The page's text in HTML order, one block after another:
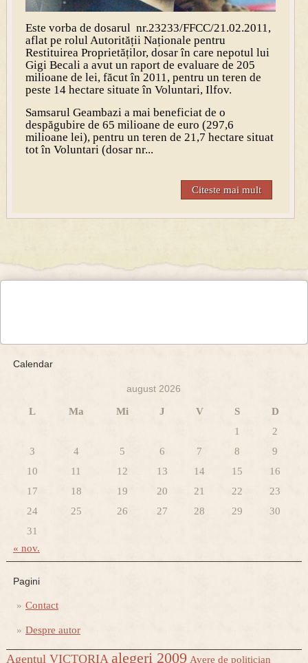
Este vorba de dosarul nr.23233/FFCC/21.02.2011,
aflat pe rolul Autorității Naționale pentru
Restituirea Proprietăților, dosar în care nepotul lui
Gigi Becali a avut un raport de evaluare de 205
milioane de lei, făcut în 2011, pentru un teren de
peste 14 hectare situate în Voluntari, Ilfov.
Samsarul Geambazi a mai beneficiat de o
despăgubire de 65 milioane de euro (297,6
milioane lei), pentru un teren de 21,7 hectare situat
tot în Voluntari (dosar nr...
Citeste mai mult
Calendar
august 2026
L Ma Mi J V S
D
1
2
3
4 5 6 7 8
9
10
11 12 13 14 15
16
17
18 19 20 21 22
23
24
25 26 27 28 29
30
31
« nov.
Pagini
Contact
Despre autor
Agentul VICTORIA alegeri 2009 Avere de politician